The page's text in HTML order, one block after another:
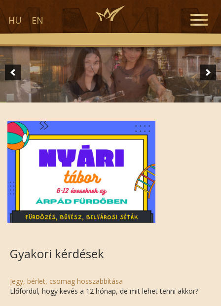
HU EN
Toggle
Gyakori kérdések
Jegy, bérlet, csomag hosszabbítása
Előfordul, hogy kevés a 12 hónap, de mit lehet tenni akkor?